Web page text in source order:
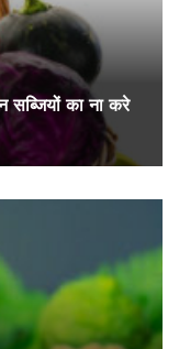
सब्जियों का ना करे